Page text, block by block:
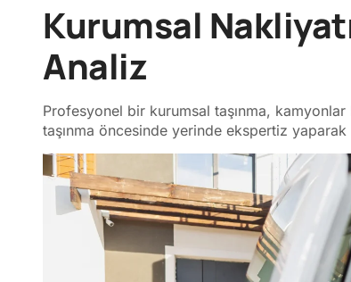
Kurumsal
Analiz
Profesyonel bir kurumsal taşınma,
taşınma öncesinde yerinde ekspertiz